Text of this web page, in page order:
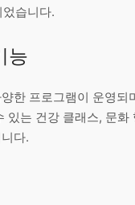
었습니다.
능
한 프로그램이 운영되
있는 건강 클래스, 문화
다.